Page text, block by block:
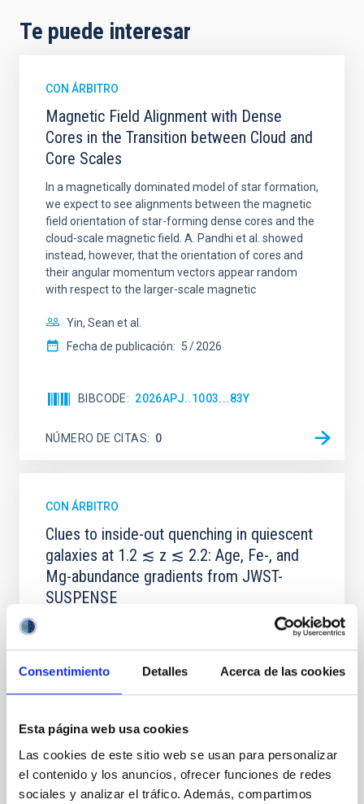
Consentimiento Detalles Acerca de las cookies
Esta página web usa cookies
Las cookies de este sitio web se usan para personalizar
el contenido y los anuncios, ofrecer funciones de redes
sociales y analizar el tráfico. Además, compartimos
Te puede interesar
CON ÁRBITRO
Magnetic Field Alignment with Dense
Cores in the Transition between Cloud and
Core Scales
In a magnetically dominated model of star formation,
we expect to see alignments between the magnetic
field orientation of star-forming dense cores and the
cloud-scale magnetic field. A. Pandhi et al. showed
instead, however, that the orientation of cores and
their angular momentum vectors appear random
with respect to the larger-scale magnetic
Yin, Sean et al.
Fecha de publicación: 5 2026
BIBCODE 2026APJ..1003...83Y
NÚMERO DE CITAS 0
CON ÁRBITRO
Clues to inside-out quenching in quiescent
galaxies at 1.2 ≲ z ≲ 2.2: Age, Fe-, and
Mg-abundance gradients from JWST-
SUSPENSE
Spatially resolved stellar populations of massive
mass assembly mechanisms. Previous photometric
studies have revealed that the cores of these
spectroscopy is needed to break the age-metallicity
Cheng, Chloe M. et al.
Fecha de publicación: